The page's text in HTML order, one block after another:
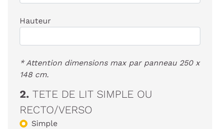
Hauteur
* Attention dimensions max par panneau 250 x
148 cm.
2. TETE DE LIT SIMPLE OU
RECTO/VERSO
Simple